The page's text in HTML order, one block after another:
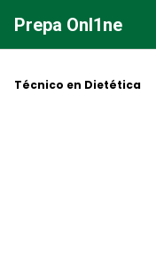
contenido
Prepa Onl1ne
Técnico en Dietética